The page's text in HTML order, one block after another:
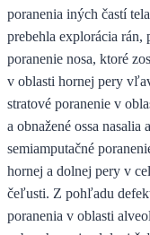
poranenia iných častí
prebehla explorácia rán,
poranenie nosa, ktoré
v oblasti hornej pery
stratové poranenie v
a obnažené ossa
semiamputačné
hornej a dolnej pery v
čeľusti. Z pohľadu
poranenia v oblasti